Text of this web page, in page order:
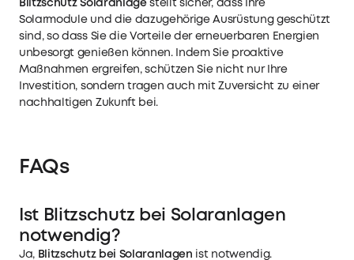
Blitzschutz Solaranlage stellt sicher, dass Ihre
Solarmodule und die dazugehörige Ausrüstung geschützt
sind, so dass Sie die Vorteile der erneuerbaren Energien
unbesorgt genießen können. Indem Sie proaktive
Maßnahmen ergreifen, schützen Sie nicht nur Ihre
Investition, sondern tragen auch mit Zuversicht zu einer
nachhaltigen Zukunft bei.
FAQs
Ist Blitzschutz bei Solaranlagen
notwendig?
Ja, Blitzschutz bei Solaranlagen ist notwendig.